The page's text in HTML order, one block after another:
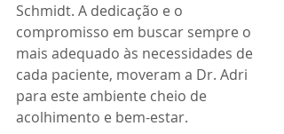
Schmidt. A dedicação e o
compromisso em buscar sempre o
mais adequado às necessidades de
cada paciente, moveram a Dr. Adri
para este ambiente cheio de
acolhimento e bem-estar.